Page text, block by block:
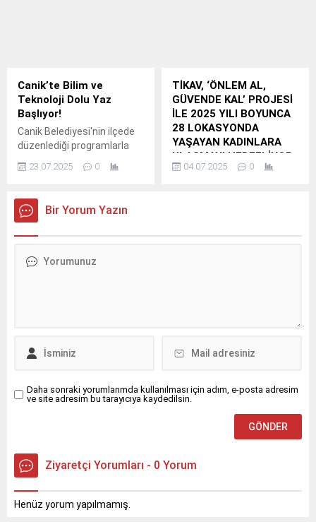
Canik’te Bilim ve
Teknoloji Dolu Yaz
Başlıyor!
Canik Belediyesi'nin ilçede
düzenlediği programlarla
tatilinin keyfini doyasıya
23.07.2025 0
TİKAV, ‘ÖNLEM AL,
GÜVENDE KAL’ PROJESİ
İLE 2025 YILI BOYUNCA
28 LOKASYONDA
YAŞAYAN KADINLARA
ULAŞMAYI HEDEFLİYOR
TİKAV, “Önlem Al,
Eğitimi Veriyor
Vakfı (TİKAV), ‘Önlem Al,
kapsamında kırsal
bölgelerde yaşayan
kadınlara yönelik afet
farkındalığı eğitimlerine hız
kesmeden devam ediyor.
04.07.2025 0
Bir Yorum Yazın
Daha sonraki yorumlarımda kullanılması için adım, e-posta adresim
ve site adresim bu tarayıcıya kaydedilsin.
Ziyaretçi Yorumları - 0 Yorum
Henüz yorum yapılmamış.